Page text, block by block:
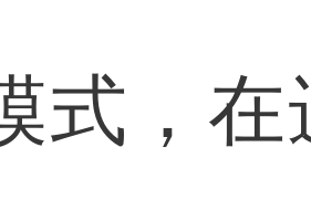
式，